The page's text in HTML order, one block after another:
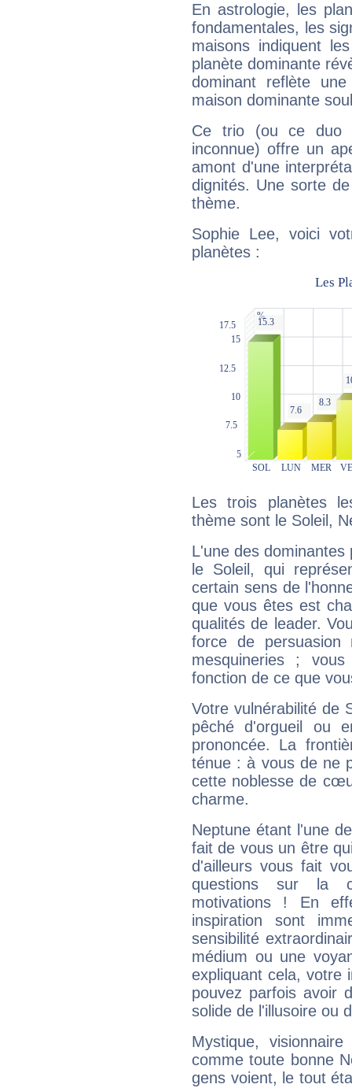
En astrologie, les
fondamentales, les
maisons indiquent
planète dominante
dominant reflète
maison dominante
Ce trio (ou ce duo
inconnue) offre un
amont d'une
dignités. Une sorte
thème.
Sophie Lee, voici
planètes :
Les trois planètes
thème sont le Soleil,
L'une des
le Soleil, qui
certain sens de
que vous êtes est
qualités de leader.
force de
mesquineries ;
fonction de ce que
Votre vulnérabilité de
pêché d'orgueil ou
prononcée. La
ténue : à vous de ne
cette noblesse de
charme.
Neptune étant l'une
fait de vous un être
d'ailleurs vous fait
questions sur la
motivations ! En
inspiration sont
sensibilité
médium ou une
expliquant cela, votre
pouvez parfois avoir
solide de l'illusoire ou
Mystique,
comme toute bonne
gens voient, le tout